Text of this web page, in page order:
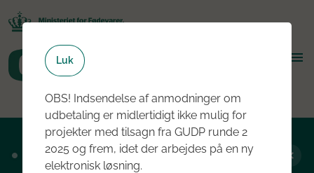
Ansøgningsrunde 2, 2026 er nu åben - læs
mere om rundens fokus her
Luk
OBS! Indsendelse af anmodninger om
udbetaling er midlertidigt ikke mulig for
projekter med tilsagn fra GUDP runde 2
2025 og frem, idet der arbejdes på en ny
elektronisk løsning.